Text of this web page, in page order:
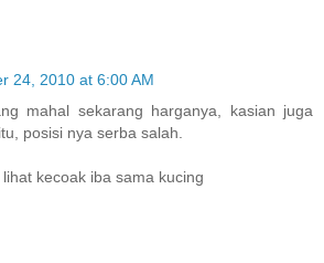
24, 2010 at 6:00 AM
mahal sekarang harganya, kasian juga
posisi nya serba salah.
kecoak iba sama kucing